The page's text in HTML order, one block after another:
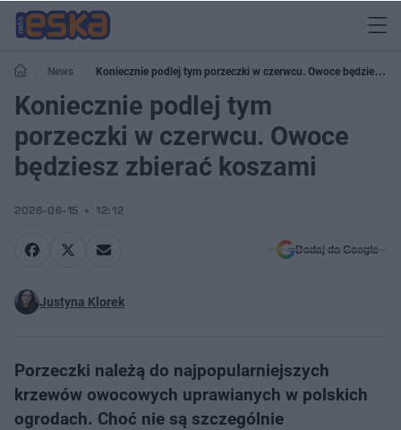
News
Koniecznie podlej tym porzeczki w czerwcu. Owoce będziesz
zbierać koszami
Koniecznie podlej tym
porzeczki w czerwcu. Owoce
będziesz zbierać koszami
2026-06-15 12:12
Dodaj do Google
Justyna Klorek
Porzeczki należą do najpopularniejszych
krzewów owocowych uprawianych w polskich
ogrodach. Choć nie są szczególnie